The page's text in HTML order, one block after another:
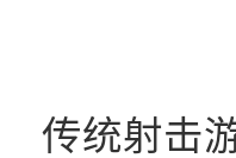
传统射击